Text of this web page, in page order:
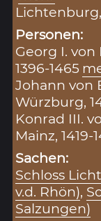
Lichtenburg,
Personen:
Georg I.
1396-1465
Johann von
Würzburg,
Konrad III.
Mainz, 1419-
Sachen:
Schloss
v.d. Rhön),
Salzungen)